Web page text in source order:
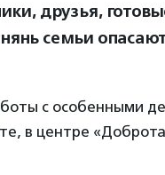
друзья,
семьи
с особенными
в центре